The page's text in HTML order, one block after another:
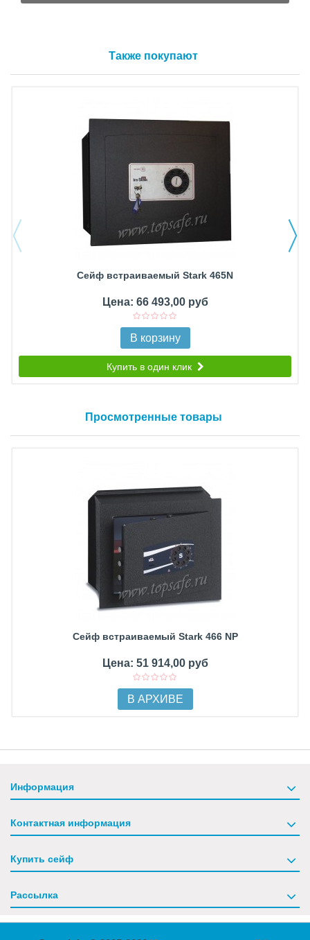
Также покупают
Сейф встраиваемый Stark 465N
Цена: 66 493,00 руб
В корзину
Купить в один клик
Просмотренные товары
Сейф встраиваемый Stark 466 NP
Цена: 51 914,00 руб
В АРХИВЕ
Информация
Контактная информация
Купить сейф
Рассылка